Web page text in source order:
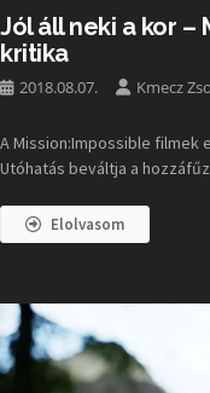
Jól áll neki a kor –
kritika
2018.08.07. Kmecz
A Mission:Impossible filmek
Utóhatás beváltja a
Elolvasom